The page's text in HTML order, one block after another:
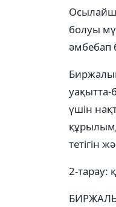
болуы
әмбебап
үшін
тетігін
2-тарау: